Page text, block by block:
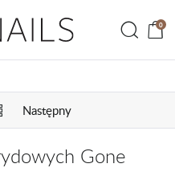
0
Następny
Gone